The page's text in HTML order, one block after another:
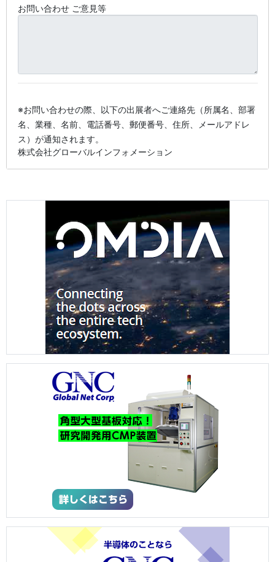
お問い合わせ ご意見等
※お問い合わせの際、以下の出展者へご連絡先（所属名、部署
名、業種、名前、電話番号、郵便番号、住所、メールアドレ
ス）が通知されます。
株式会社グローバルインフォメーション